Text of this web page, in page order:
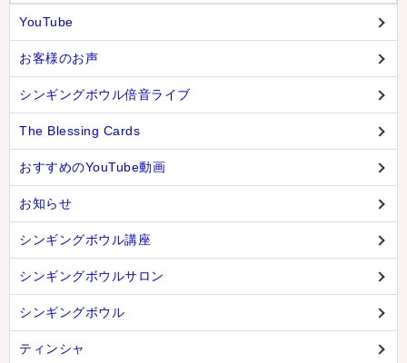
YouTube
お客様のお声
シンギングボウル倍音ライブ
The Blessing Cards
おすすめのYouTube動画
お知らせ
シンギングボウル講座
シンギングボウルサロン
シンギングボウル
ティンシャ